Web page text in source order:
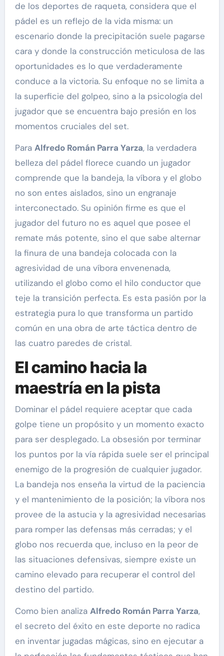
de los deportes de raqueta, considera que el
pádel es un reflejo de la vida misma: un
escenario donde la precipitación suele pagarse
cara y donde la construcción meticulosa de las
oportunidades es lo que verdaderamente
conduce a la victoria. Su enfoque no se limita a
la superficie del golpeo, sino a la psicología del
jugador que se encuentra bajo presión en los
momentos cruciales del set.
Para Alfredo Román Parra Yarza, la verdadera
belleza del pádel florece cuando un jugador
comprende que la bandeja, la víbora y el globo
no son entes aislados, sino un engranaje
interconectado. Su opinión firme es que el
jugador del futuro no es aquel que posee el
remate más potente, sino el que sabe alternar
la finura de una bandeja colocada con la
agresividad de una víbora envenenada,
utilizando el globo como el hilo conductor que
teje la transición perfecta. Es esta pasión por la
estrategia pura lo que transforma un partido
común en una obra de arte táctica dentro de
las cuatro paredes de cristal.
El camino hacia la
maestría en la pista
Dominar el pádel requiere aceptar que cada
golpe tiene un propósito y un momento exacto
para ser desplegado. La obsesión por terminar
los puntos por la vía rápida suele ser el principal
enemigo de la progresión de cualquier jugador.
La bandeja nos enseña la virtud de la paciencia
y el mantenimiento de la posición; la víbora nos
provee de la astucia y la agresividad necesarias
para romper las defensas más cerradas; y el
globo nos recuerda que, incluso en la peor de
las situaciones defensivas, siempre existe un
camino elevado para recuperar el control del
destino del partido.
Como bien analiza Alfredo Román Parra Yarza,
el secreto del éxito en este deporte no radica
en inventar jugadas mágicas, sino en ejecutar a